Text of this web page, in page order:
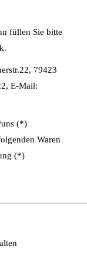
füllen Sie bitte
79423
E-Mail:
(*)
Waren
(*)